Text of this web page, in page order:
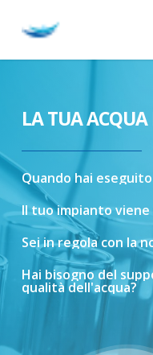
LA TUA ACQUA
Quando hai eseguito
Il tuoimpianto viene
Seiinregola con la
Hai bisognodel
qualitàdell'acqua?